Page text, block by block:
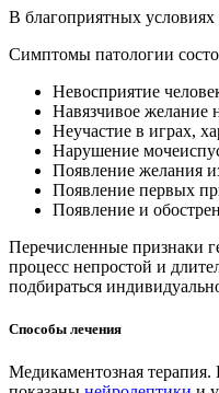
В благоприятных условиях
Симптомы патологии
Невосприятие
Навязчивое желание
Неучастие в играх,
Нарушение
Появление желания
Появление первых
Появление и
Перечисленные признаки
процесс непростой и
подбираться
Способы лечения
Медикаментозная